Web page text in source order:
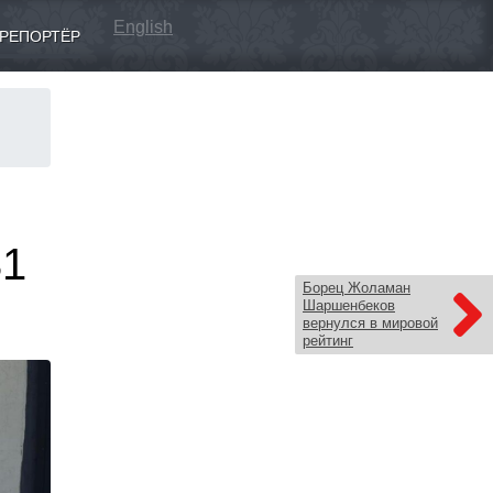
English
Борец Жоламан
Шаршенбеков
вернулся в мировой
рейтинг